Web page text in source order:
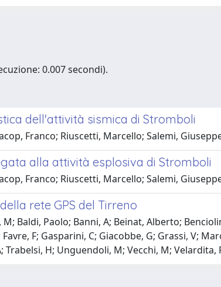
0.007 secondi).
dell'attività sismica di Stromboli
Franco; Riuscetti, Marcello; Salemi,
alla attività esplosiva di Stromboli
Franco; Riuscetti, Marcello; Salemi,
rete GPS del Tirreno
Baldi, Paolo; Banni, A; Beinat, Alberto;
F; Gasparini, C; Giacobbe, G; Grassi, V;
Trabelsi, H; Unguendoli, M; Vecchi, M; Velardita,